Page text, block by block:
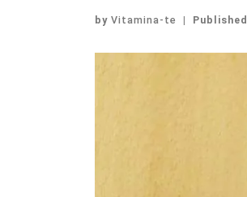
by Vitamina-te | Published